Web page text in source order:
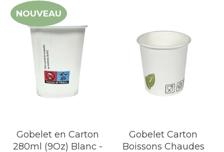
NOUVEAU
Gobelet en Carton
280ml (9Oz) Blanc -
Gobelet Carton
Boissons Chaudes